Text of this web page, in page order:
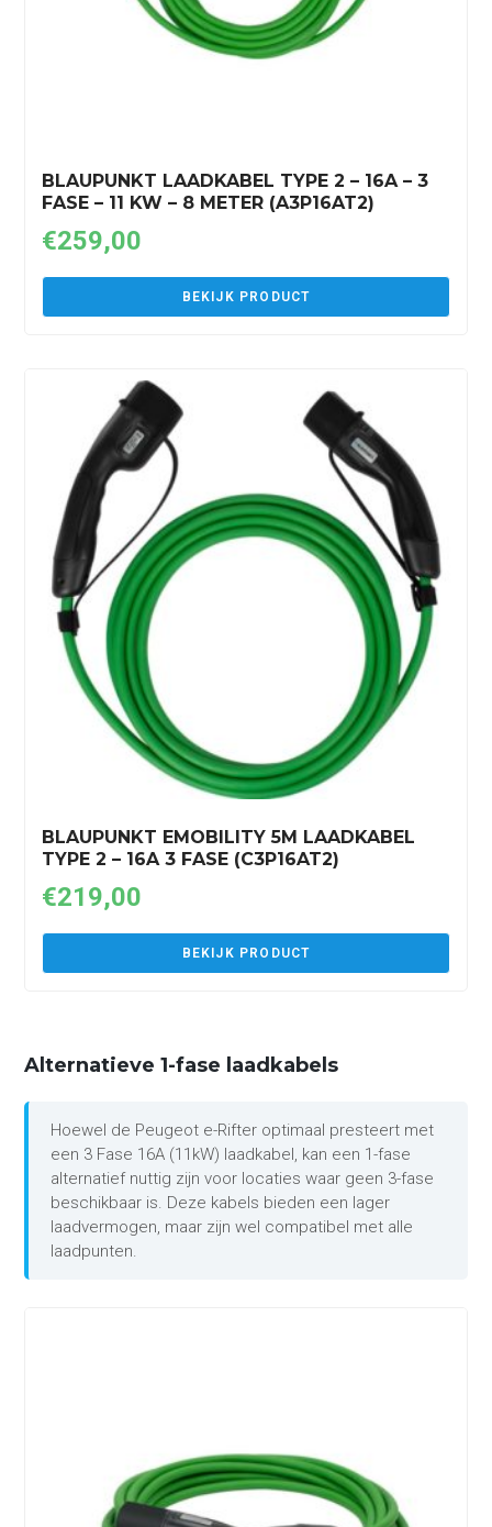
BLAUPUNKT LAADKABEL TYPE 2 – 16A – 3
FASE – 11 KW – 8 METER (A3P16AT2)
€259,00
BEKIJK PRODUCT
BLAUPUNKT EMOBILITY 5M LAADKABEL
TYPE 2 – 16A 3 FASE (C3P16AT2)
€219,00
BEKIJK PRODUCT
Alternatieve 1-fase laadkabels
Hoewel de Peugeot e-Rifter optimaal presteert met
een 3 Fase 16A (11kW) laadkabel, kan een 1-fase
alternatief nuttig zijn voor locaties waar geen 3-fase
beschikbaar is. Deze kabels bieden een lager
laadvermogen, maar zijn wel compatibel met alle
laadpunten.